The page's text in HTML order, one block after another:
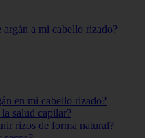
argán a mi cabello rizado?
en mi cabello rizado?
salud capilar?
rizos de forma natural?